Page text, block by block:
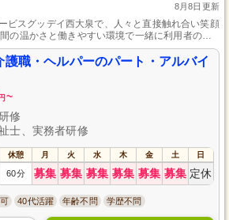
8月8日更新
ビスグッデイ西大泉で、人々と直接触れ合い笑顔
の温かさと働きやすい環境で一緒に利用者の生
。
護職・ヘルパーのパート・アルバイ
円 ~
修
士、実務者研修
休憩 月 火 水 木 金 土 日
60分 募集 募集 募集 募集 募集 募集 定休
40代活躍 年齢不問 学歴不問